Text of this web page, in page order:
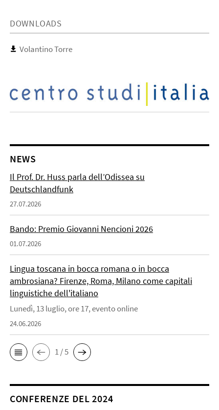
DOWNLOADS
Volantino Torre
NEWS
Il Prof. Dr. Huss parla dell’Odissea su
Deutschlandfunk
27.07.2026
Bando: Premio Giovanni Nencioni 2026
01.07.2026
Lingua toscana in bocca romana o in bocca
ambrosiana? Firenze, Roma, Milano come capitali
linguistiche dell'italiano
Lunedì, 13 luglio, ore 17, evento online
24.06.2026
1 / 5
CONFERENZE DEL 2024